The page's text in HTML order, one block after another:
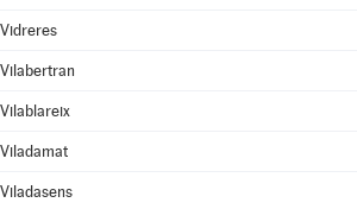
Vidreres
Vilabertran
Vilablareix
Viladamat
Viladasens